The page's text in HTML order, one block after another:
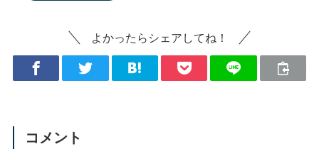
よかったらシェアしてね！
コメント